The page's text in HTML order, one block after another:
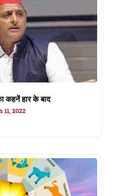
कहनें हार के बाद
11, 2022